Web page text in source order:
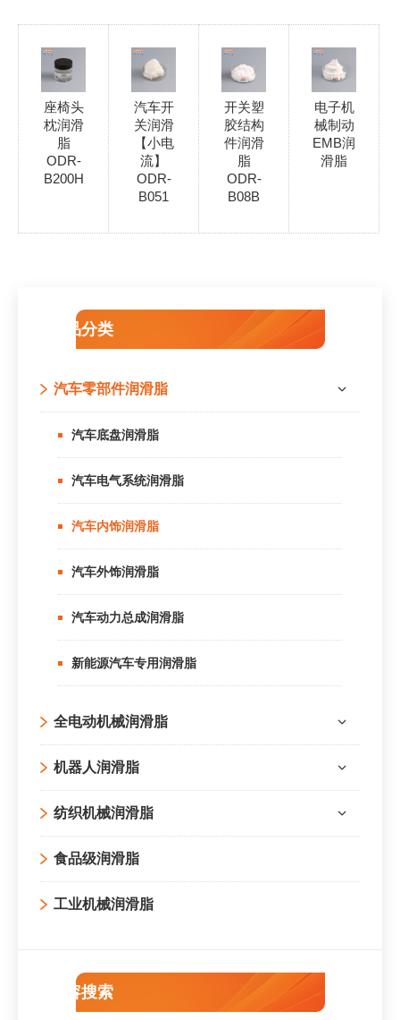
座椅头
枕润滑
脂
ODR-
B200H
汽车开
关润滑
【小电
流】
ODR-
B051
开关塑
胶结构
件润滑
脂
ODR-
B08B
电子机
械制动
EMB润
滑脂
产品分类
汽车零部件润滑脂
汽车底盘润滑脂
汽车电气系统润滑脂
汽车内饰润滑脂
汽车外饰润滑脂
汽车动力总成润滑脂
新能源汽车专用润滑脂
全电动机械润滑脂
机器人润滑脂
纺织机械润滑脂
食品级润滑脂
工业机械润滑脂
内容搜索